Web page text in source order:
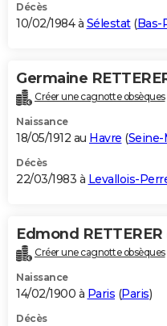
Décès
10/02/1984 à Sélestat(Bas-
Germaine
Créer une cagnotte obsèques
Naissance
18/05/1912 au Havre (
Décès
22/03/1983 à Levallois-
Edmond RETTERER
Créer une cagnotte obsèques
Naissance
14/02/1900 à Paris (Paris)
Décès